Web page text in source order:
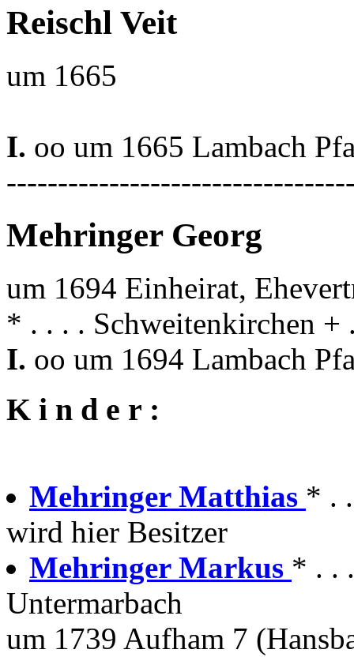
Reischl Veit
um 1665
I. oo um 1665 Lambach
Mehringer Georg
um 1694 Einheirat,
* . . . . Schweitenkirchen +
I. oo um 1694 Lambach
K i n d e r :
Mehringer Matthias * .
wird hier Besitzer
Mehringer Markus * . .
Untermarbach
um 1739 Aufham 7